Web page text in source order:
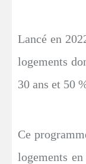
Lancé en
logements
30 ans et 50
Ce
logements